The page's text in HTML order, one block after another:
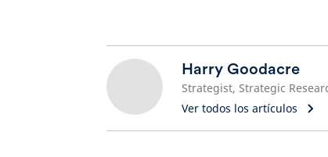
Harry Goodacre
Strategist, Strategic
Ver todos los artículos